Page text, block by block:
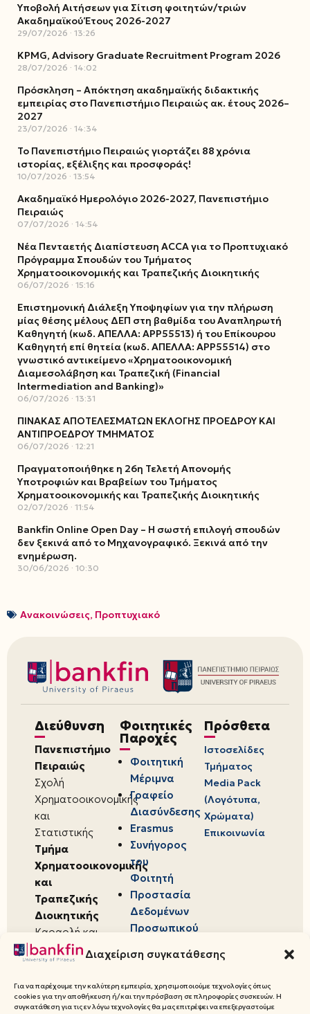
Διαχείριση συγκατάθεσης
Για να παρέχουμε την καλύτερη εμπειρία, χρησιμοποιούμε τεχνολογίες όπως
cookies για την αποθήκευση ή/και την πρόσβαση σε πληροφορίες συσκευών. Η
συγκατάθεση για τις εν λόγω τεχνολογίες θα μας επιτρέψει να επεξεργαστούμε
Υποβολή Αιτήσεων για Σίτιση φοιτητών/τριών
Ακαδημαϊκού Έτους 2026-2027
29/07/2026 13:26
KPMG, Advisory Graduate Recruitment Program 2026
28/07/2026 14:02
Πρόσκληση – Απόκτηση ακαδημαϊκής διδακτικής
εμπειρίας στο Πανεπιστήμιο Πειραιώς ακ. έτους 2026–
2027
23/07/2026 14:34
Το Πανεπιστήμιο Πειραιώς γιορτάζει 88 χρόνια
ιστορίας, εξέλιξης και προσφοράς!
10/07/2026 13:54
Ακαδημαϊκό Ημερολόγιο 2026-2027, Πανεπιστήμιο
Πειραιώς
07/07/2026 14:54
Νέα Πενταετής Διαπίστευση ACCA για το Προπτυχιακό
Πρόγραμμα Σπουδών του Τμήματος
Χρηματοοικονομικής και Τραπεζικής Διοικητικής
06/07/2026 15:16
Επιστημονική Διάλεξη Υποψηφίων για την πλήρωση
μίας θέσης μέλους ΔΕΠ στη βαθμίδα του Αναπληρωτή
Καθηγητή (κωδ. ΑΠΕΛΛΑ: ΑΡΡ55513) ή του Επίκουρου
Καθηγητή επί θητεία (κωδ. ΑΠΕΛΛΑ: ΑΡΡ55514) στο
γνωστικό αντικείμενο «Χρηματοοικονομική
Διαμεσολάβηση και Τραπεζική (Financial
Intermediation and Banking)»
06/07/2026 13:31
ΠΙΝΑΚΑΣ ΑΠΟΤΕΛΕΣΜΑΤΩΝ ΕΚΛΟΓΗΣ ΠΡΟΕΔΡΟΥ ΚΑΙ
ΑΝΤΙΠΡΟΕΔΡΟΥ ΤΜΗΜΑΤΟΣ
06/07/2026 12:21
Πραγματοποιήθηκε η 26η Τελετή Απονομής
Υποτροφιών και Βραβείων του Τμήματος
Χρηματοοικονομικής και Τραπεζικής Διοικητικής
02/07/2026 11:54
Bankfin Online Open Day – Η σωστή επιλογή σπουδών
δεν ξεκινά από το Μηχανογραφικό. Ξεκινά από την
ενημέρωση.
30/06/2026 10:30
Ανακοινώσεις, Προπτυχιακό
Διεύθυνση
Πανεπιστήμιο
Πειραιώς
Σχολή
Χρηματοοικονομικής
και
Στατιστικής
Τμήμα
Χρηματοοικονομικής
και
Τραπεζικής
Διοικητικής
Καραολή και
Δημητρίου 80,
18534,
Πειραιάς
Φοιτητικές
Παροχές
Φοιτητική
Μέριμνα
Γραφείο
Διασύνδεσης
Erasmus
Συνήγορος
του
Φοιτητή
Προστασία
Δεδομένων
Προσωπικού
Πρόσθετα
Ιστοσελίδες
Τμήματος
Media Pack
(Λογότυπα,
Χρώματα)
Επικοινωνία